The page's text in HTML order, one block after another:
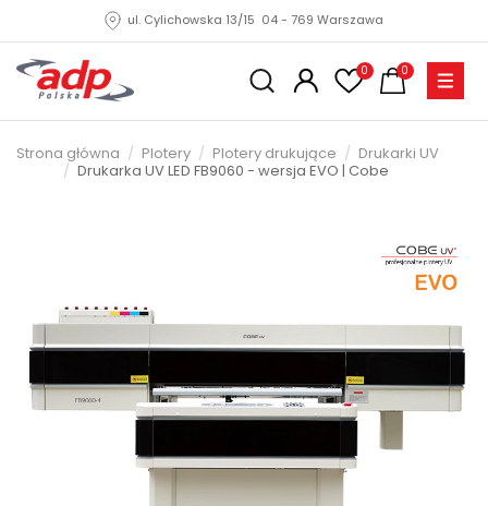
ul. Cylichowska 13/15 04 - 769 Warszawa
0 0
Strona główna Plotery Plotery drukujące
Drukarki UV
Drukarka UV LED FB9060 - wersja EVO | Cobe